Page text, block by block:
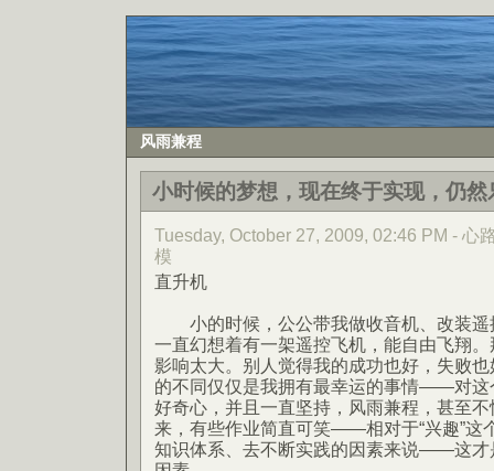
风雨兼程
小时候的梦想，现在终于实现，仍然
Tuesday, October 27, 2009, 02:46 PM - 心
模
直升机
小的时候，公公带我做收音机、改装遥
一直幻想着有一架遥控飞机，能自由飞翔
影响太大。别人觉得我的成功也好，失败
的不同仅仅是我拥有最幸运的事情——对这
好奇心，并且一直坚持，风雨兼程，甚至
来，有些作业简直可笑——相对于“兴趣”这
知识体系、去不断实践的因素来说——这才